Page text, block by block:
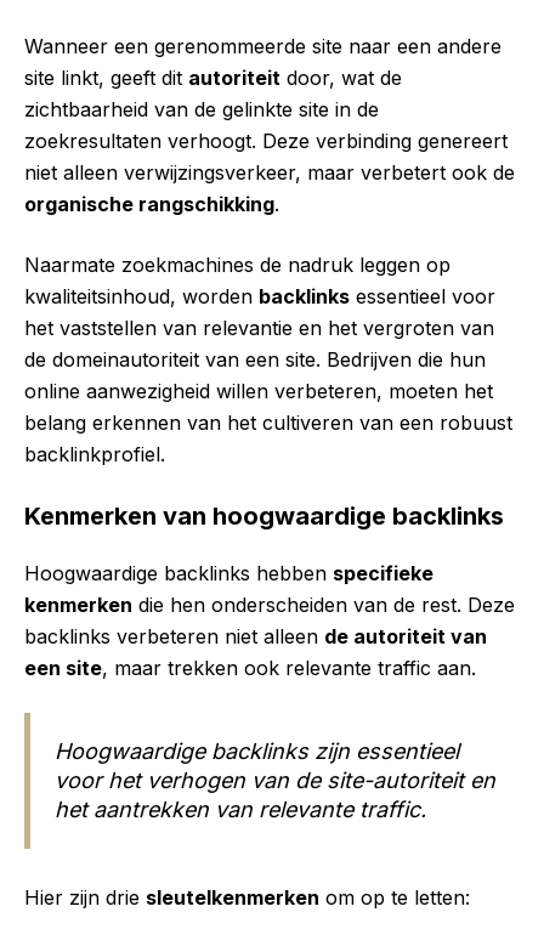
Wanneer een gerenommeerde site naar een andere
site linkt, geeft dit autoriteit door, wat de
zichtbaarheid van de gelinkte site in de
zoekresultaten verhoogt. Deze verbinding genereert
niet alleen verwijzingsverkeer, maar verbetert ook de
organische rangschikking.
Naarmate zoekmachines de nadruk leggen op
kwaliteitsinhoud, worden backlinks essentieel voor
het vaststellen van relevantie en het vergroten van
de domeinautoriteit van een site. Bedrijven die hun
online aanwezigheid willen verbeteren, moeten het
belang erkennen van het cultiveren van een robuust
backlinkprofiel.
Kenmerken van hoogwaardige backlinks
Hoogwaardige backlinks hebben specifieke
kenmerken die hen onderscheiden van de rest. Deze
backlinks verbeteren niet alleen de autoriteit van
een site, maar trekken ook relevante traffic aan.
Hoogwaardige backlinks zijn essentieel
voor het verhogen van de site-autoriteit en
het aantrekken van relevante traffic.
Hier zijn drie sleutelkenmerken om op te letten: